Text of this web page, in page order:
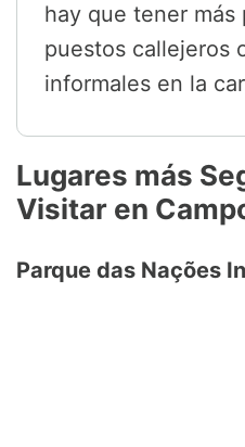
hay que tener más
puestos callejeros
informales en la
Lugares más
Visitar en
Parque das Nações